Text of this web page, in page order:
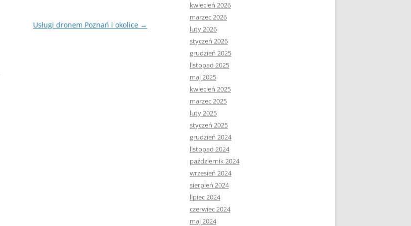
Usługi dronem Poznań i okolice →
kwiecień 2026
marzec 2026
luty 2026
styczeń 2026
grudzień 2025
listopad 2025
maj 2025
kwiecień 2025
marzec 2025
luty 2025
styczeń 2025
grudzień 2024
listopad 2024
październik 2024
wrzesień 2024
sierpień 2024
lipiec 2024
czerwiec 2024
maj 2024